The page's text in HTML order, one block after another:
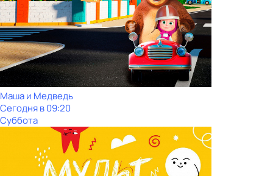
Маша и Медведь
Сегодня в 09:20
Суббота